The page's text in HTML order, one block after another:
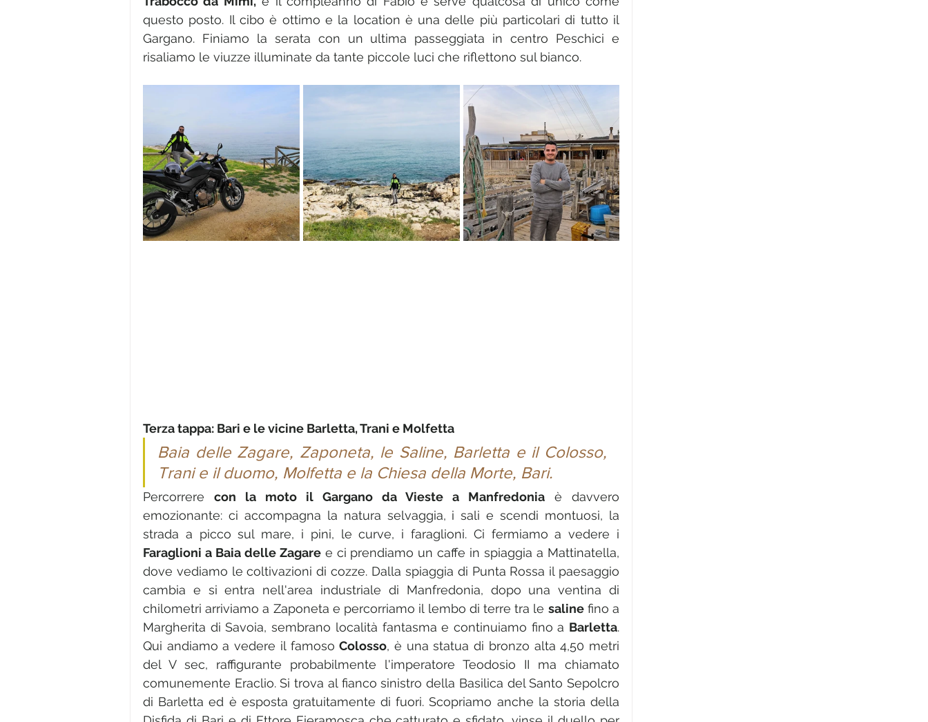
questo posto. Il cibo è ottimo e la location è una delle più particolari di tutto il
Gargano. Finiamo la serata con un ultima passeggiata in centro Peschici e
risaliamo le viuzze illuminate da tante piccole luci che riflettono sul bianco.
Terza tappa: Bari e le vicine Barletta, Trani e Molfetta
Baia delle Zagare, Zaponeta, le Saline, Barletta e il Colosso,
Trani e il duomo, Molfetta e la Chiesa della Morte, Bari.
Percorrere con la moto il Gargano da Vieste a Manfredonia è davvero
emozionante: ci accompagna la natura selvaggia, i sali e scendi montuosi, la
Faraglioni a Baia delle Zagare e ci prendiamo un caffe in spiaggia a Mattinatella,
dove vediamo le coltivazioni di cozze. Dalla spiaggia di Punta Rossa il paesaggio
cambia e si entra nell'area industriale di Manfredonia, dopo una ventina di
chilometri arriviamo a Zaponeta e percorriamo il lembo di terre tra le saline fino a
Margherita di Savoia, sembrano località fantasma e continuiamo fino a Barletta.
Qui andiamo a vedere il famoso Colosso, è una statua di bronzo alta 4,50 metri
del V sec, raffigurante probabilmente l'imperatore Teodosio II ma chiamato
comunemente Eraclio. Si trova al fianco sinistro della Basilica del Santo Sepolcro
di Barletta ed è esposta gratuitamente di fuori. Scopriamo anche la storia della